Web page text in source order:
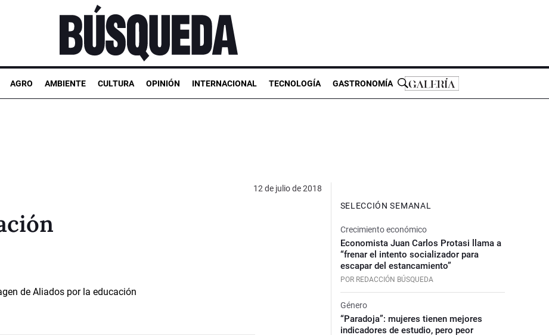
AGRO AMBIENTE CULTURA OPINIÓN INTERNACIONAL TECNOLOGÍA GASTRONOMÍA
12 de julio de 2018
SELECCIÓN SEMANAL
Crecimiento económico
Economista Juan Carlos Protasi llama a
“frenar el intento socializador para
escapar del estancamiento”
POR REDACCIÓN BÚSQUEDA
Género
“Paradoja”: mujeres tienen mejores
indicadores de estudio, pero peor